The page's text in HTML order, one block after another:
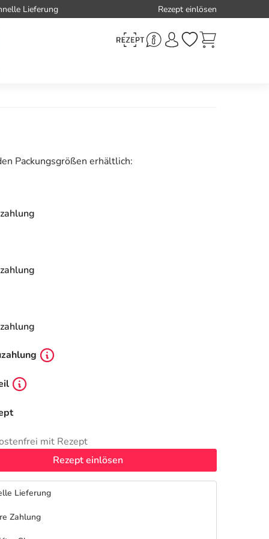
Lieferung Rezept einlösen
Packungsgrößen erhältlich:
mit Rezept
Rezept einlösen
Lieferung
Zahlung